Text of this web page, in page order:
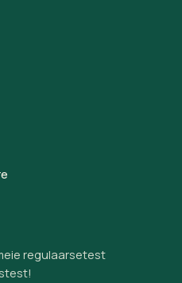
regulaarsetest